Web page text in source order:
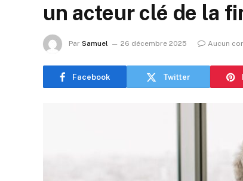
un acteur clé de la
Par Samuel 26 décembre 2025 Aucun
Facebook Twitter